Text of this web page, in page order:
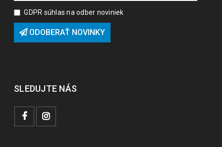
GDPR súhlas na odber noviniek
ODOBERAŤ NOVINKY
SLEDUJTE NÁS